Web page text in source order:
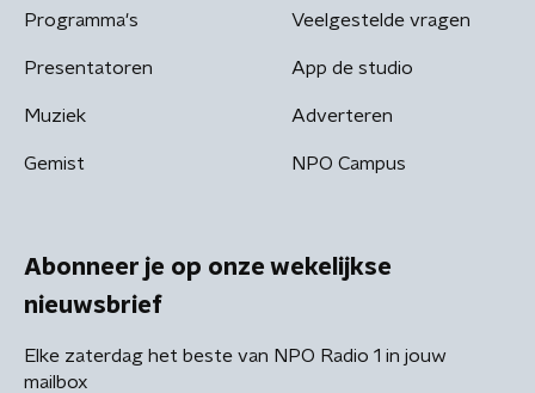
Programma's
Presentatoren
Muziek
Gemist
Veelgestelde vragen
App de studio
Adverteren
NPO Campus
Abonneer je op onze wekelijkse
nieuwsbrief
Elke zaterdag het beste van NPO Radio 1 in jouw
mailbox